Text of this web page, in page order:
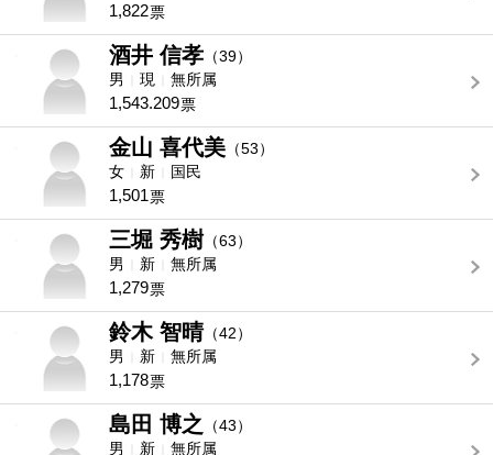
1,822票
酒井 信孝 （39）
男
現 無所属
1,543.209票
金山 喜代美 （53）
女
新 国民
1,501票
三堀 秀樹（63）
男
新 無所属
1,279票
鈴木 智晴（42）
男
新 無所属
1,178票
島田 博之
（43）
男
新 無所属